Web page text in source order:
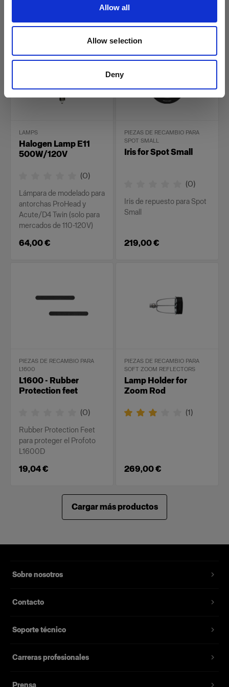
Allow all
Allow selection
Deny
LAMPS
Halogen Lamp E11
500W/120V
(0)
Lámpara de modelado para
antorchas ProHead y
Acute/D4 Twin (solo para
mercados de 110-120V)
64,00 €
PIEZAS DE RECAMBIO PARA
SPOT SMALL
Iris for Spot Small
(0)
Iris de repuesto para Spot
Small
219,00 €
PIEZAS DE RECAMBIO PARA
L1600
L1600 - Rubber
Protection feet
(0)
Rubber Protection Feet
para proteger el Profoto
L1600D
19,04 €
PIEZAS DE RECAMBIO PARA
SOFT ZOOM REFLECTORS
Lamp Holder for
Zoom Rod
(1)
269,00 €
Cargar más productos
Sobre nosotros
Contacto
Soporte técnico
Carreras profesionales
Prensa